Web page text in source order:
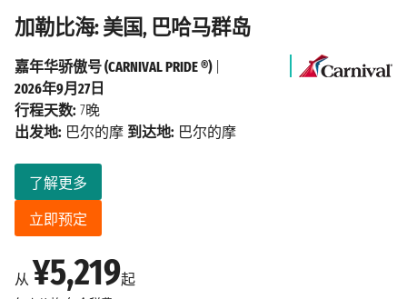
加勒比海: 美国, 巴哈马群岛
从 ¥5,219起
了解更多
立即预定
嘉年华骄傲号 (CARNIVAL PRIDE ®)|
2026年9月27日
行程天数: 7晚
出发地: 巴尔的摩 到达地: 巴尔的摩